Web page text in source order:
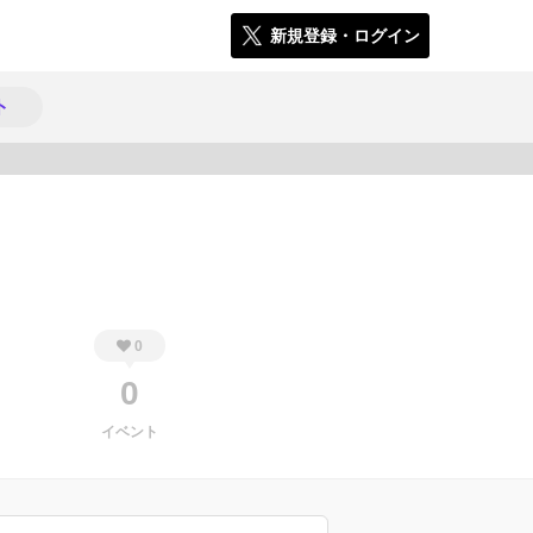
新規登録・ログイン
0
0
イベント